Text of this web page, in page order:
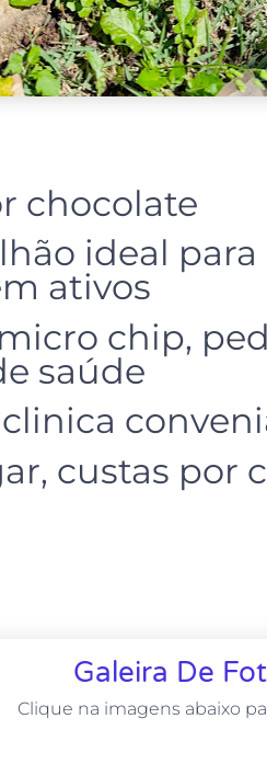
chocolate
ideal
ativos
chip,
saúde
custas por
Galeira De
Clique na imagens abaixo